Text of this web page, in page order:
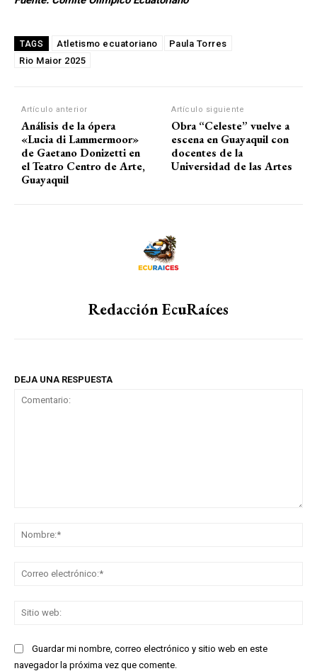
TAGS Atletismo ecuatoriano
Paula Torres
Rio Maior 2025
Artículo anterior
Análisis de la ópera
«Lucia di Lammermoor»
de Gaetano Donizetti en
el Teatro Centro de Arte,
Guayaquil
Artículo siguiente
Obra “Celeste” vuelve a
escena en Guayaquil con
docentes de la
Universidad de las Artes
Redacción EcuRaíces
DEJA UNA RESPUESTA
Guardar mi nombre, correo electrónico y sitio web en este
navegador la próxima vez que comente.